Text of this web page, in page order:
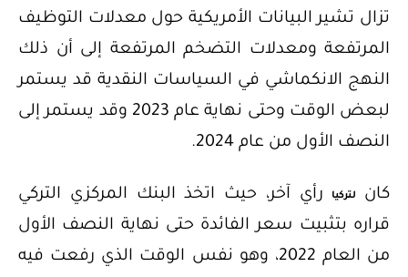
تزال تشير البيانات الأمريكية حول معدلات التوظيف
المرتفعة ومعدلات التضخم المرتفعة إلى أن ذلك
النهج الانكماشي في السياسات النقدية قد يستمر
لبعض الوقت وحتى نهاية عام 2023 وقد يستمر إلى
النصف الأول من عام 2024.
كان لتركيارأي آخر، حيث اتخذ البنك المركزي التركي
قراره بتثبيت سعر الفائدة حتى نهاية النصف الأول
من العام 2022، وهو نفس الوقت الذي رفعت فيه